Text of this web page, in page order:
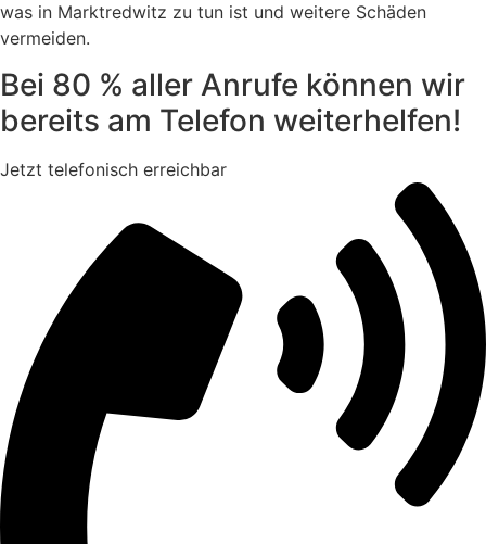
was in Marktredwitz zu tun ist und weitere Schäden
vermeiden.
Bei 80 % aller Anrufe können wir
bereits am Telefon weiterhelfen!
Jetzt telefonisch erreichbar